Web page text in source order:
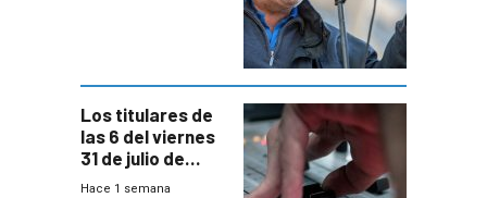
Los titulares de
las 6 del viernes
31 de julio de
2026
Hace 1 semana